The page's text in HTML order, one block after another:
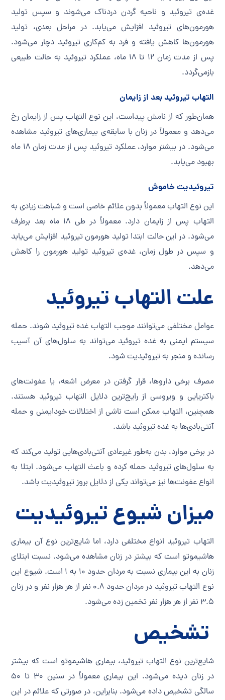
غده‌ی تیروئید و ناحیه گردن دردناک می‌شوند و سپس تولید
هورمون‌های تیروئید افزایش می‌یابد. در مراحل بعدی، تولید
هورمون‌ها کاهش یافته و فرد به کم‌کاری تیروئید دچار می‌شود.
پس از مدت زمان ۱۲ تا ۱۸ ماه، عملکرد تیروئید به حالت طبیعی
بازمی‌گردد.
التهاب تیروئید بعد از زایمان
همان‌طور که از نامش پیداست، این نوع التهاب پس از زایمان رخ
می‌دهد و معمولاً در زنان با سابقه‌ی بیماری‌های تیروئید مشاهده
می‌شود. در بیشتر موارد، عملکرد تیروئید پس از مدت زمان ۱۸ ماه
بهبود می‌یابد.
تیروئیدیت خاموش
این نوع التهاب معمولاً بدون علائم خاصی است و شباهت زیادی به
التهاب پس از زایمان دارد. معمولاً در طی ۱۸ ماه بعد برطرف
می‌شود. در این حالت ابتدا تولید هورمون تیروئید افزایش می‌یابد
و سپس در طول زمان، غده‌ی تیروئید تولید هورمون را کاهش
می‌دهد.
علت التهاب تیروئید
عوامل مختلفی می‌توانند موجب التهاب غده تیروئید شوند. حمله
سیستم ایمنی به غده تیروئید می‌تواند به سلول‌های آن آسیب
رسانده و منجر به تیروئیدیت شود.
مصرف برخی داروها، قرار گرفتن در معرض اشعه، یا عفونت‌های
باکتریایی و ویروسی از رایج‌ترین دلایل التهاب تیروئید هستند.
همچنین، التهاب ممکن است ناشی از اختلالات خودایمنی و حمله
آنتی‌بادی‌ها به غده تیروئید باشد.
در برخی موارد، بدن به‌طور غیرعادی آنتی‌بادی‌هایی تولید می‌کند که
به سلول‌های تیروئید حمله کرده و باعث التهاب می‌شود. ابتلا به
انواع عفونت‌ها نیز می‌تواند یکی از دلایل بروز تیروئیدیت باشد.
میزانشیوع تیروئیدیت
التهاب تیروئید انواع مختلفی دارد، اما شایع‌ترین نوع آن بیماری
هاشیموتو است که بیشتر در زنان مشاهده می‌شود. نسبت ابتلای
زنان به این بیماری نسبت به مردان حدود ۱۰ به ۱ است. شیوع این
نوع التهاب تیروئید در مردان حدود ۰.۸ نفر از هر هزار نفر و در زنان
۳.۵ نفر از هر هزار نفر تخمین زده می‌شود.
تشخیص
شایع‌ترین نوع التهاب تیروئید، بیماری هاشیموتو است که بیشتر
در زنان دیده می‌شود. این بیماری معمولاً در سنین ۳۰ تا ۵۰
سالگی تشخیص داده می‌شود. بنابراین، در صورتی که علائم در این